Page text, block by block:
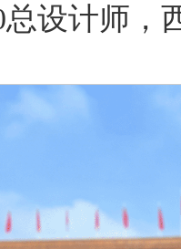
设计师，